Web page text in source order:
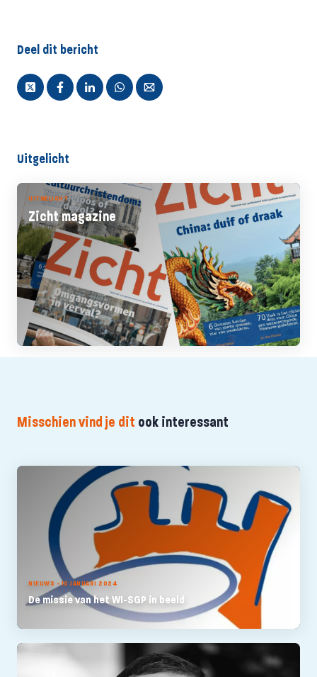
Deel dit bericht
Uitgelicht
UITGELICHT
Zicht magazine
Misschien vind je dit ook interessant
NIEUWS - 10 JANUARI 2024
De missie van het WI-SGP in beeld